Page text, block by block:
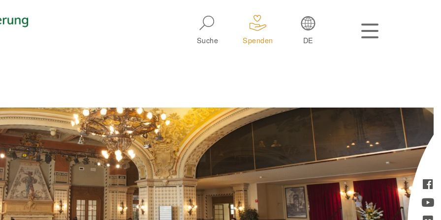
Suche Spenden DE